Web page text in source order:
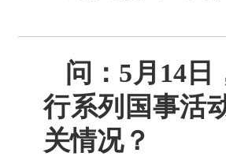
问：5月14
行系列国事活
关情况？